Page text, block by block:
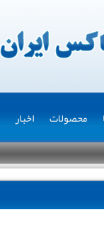
محصولات اخبار